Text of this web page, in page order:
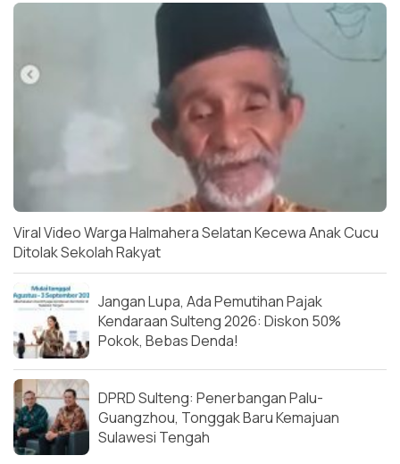
Viral Video Warga Halmahera Selatan Kecewa Anak Cucu
Ditolak Sekolah Rakyat
Jangan Lupa, Ada Pemutihan Pajak
Kendaraan Sulteng 2026: Diskon 50%
Pokok, Bebas Denda!
DPRD Sulteng: Penerbangan Palu-
Guangzhou, Tonggak Baru Kemajuan
Sulawesi Tengah